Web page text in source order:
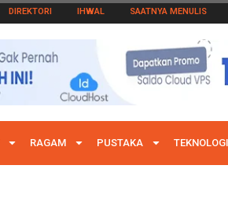
DIREKTORI IHWAL SAATNYA MENULIS
RAGAM PUSTAKA TEKNOLOGI